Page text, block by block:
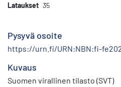
Lataukset 35
Pysyvä osoite
https://urn.fi/URN:NBN:fi-
Kuvaus
Suomen virallinen tilasto (SVT)